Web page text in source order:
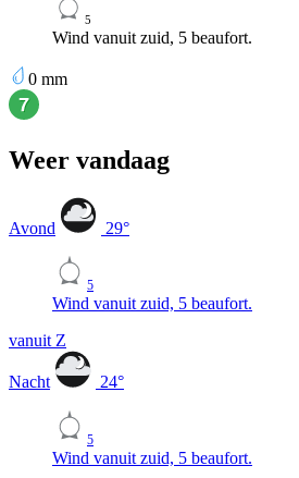
5
Wind vanuit zuid, 5 beaufort.
0 mm
Weer vandaag
Avond 29°
5
Wind vanuit zuid, 5 beaufort.
vanuit Z
Nacht 24°
5
Wind vanuit zuid, 5 beaufort.